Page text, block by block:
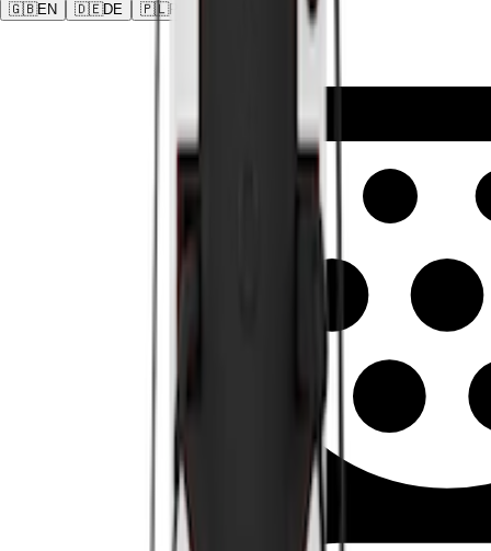
🇬🇧EN 🇩🇪DE 🇵🇱PL